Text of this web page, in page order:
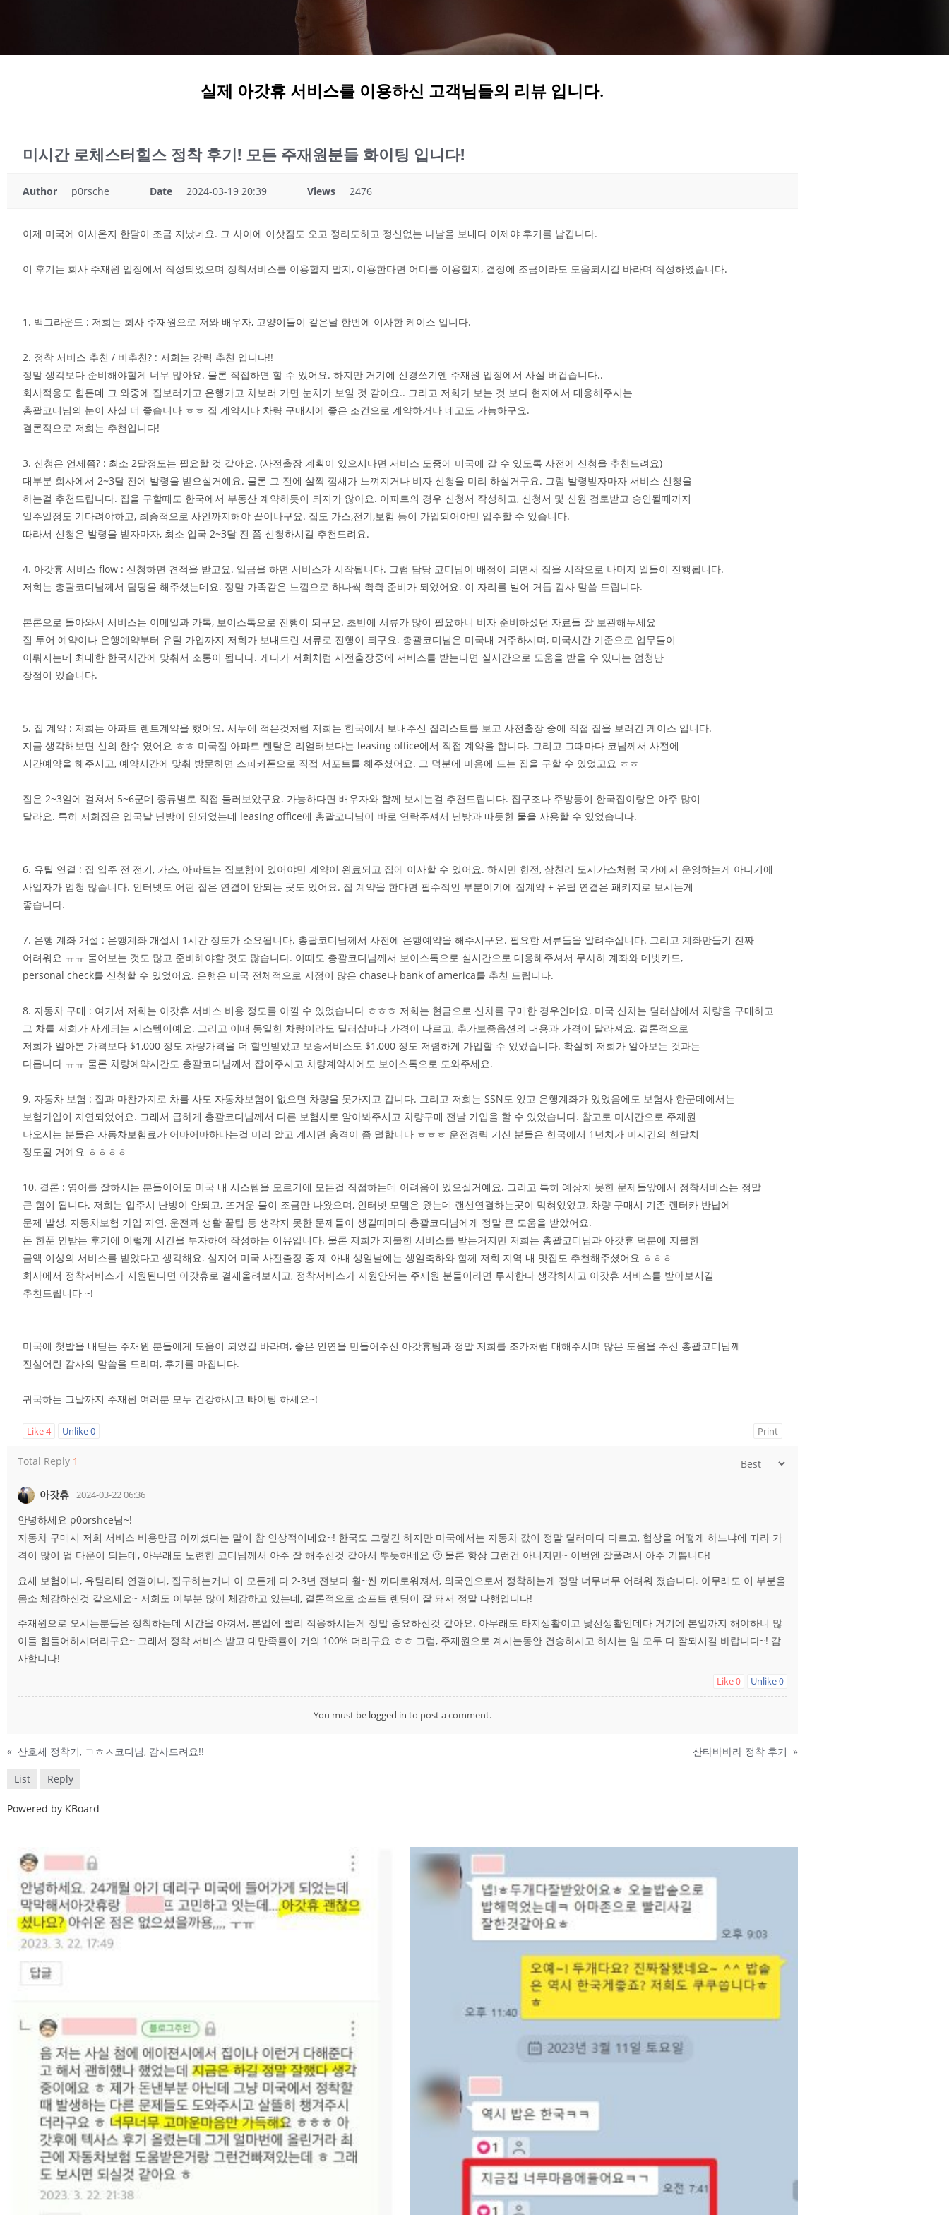
실제 아갓휴 서비스를 이용하신 고객님들의 리뷰 입니다.
미시간 로체스터힐스 정착 후기! 모든 주재원분들 화이팅 입니다!
Author p0rsche Date 2024-03-19 20:39 Views 2476
이제 미국에 이사온지 한달이 조금 지났네요. 그 사이에 이삿짐도 오고 정리도하고 정신없는 나날을 보내다 이제야 후기를 남깁니다.
이 후기는 회사 주재원 입장에서 작성되었으며 정착서비스를 이용할지 말지, 이용한다면 어디를 이용할지, 결정에 조금이라도 도움되시길 바라며 작성하였습니다.
1. 백그라운드 : 저희는 회사 주재원으로 저와 배우자, 고양이들이 같은날 한번에 이사한 케이스 입니다.
2. 정착 서비스 추천 / 비추천? : 저희는 강력 추천 입니다!!
정말 생각보다 준비해야할게 너무 많아요. 물론 직접하면 할 수 있어요. 하지만 거기에 신경쓰기엔 주재원 입장에서 사실 버겁습니다..
회사적응도 힘든데 그 와중에 집보러가고 은행가고 차보러 가면 눈치가 보일 것 같아요.. 그리고 저희가 보는 것 보다 현지에서 대응해주시는
총괄코디님의 눈이 사실 더 좋습니다 ㅎㅎ 집 계약시나 차량 구매시에 좋은 조건으로 계약하거나 네고도 가능하구요.
결론적으로 저희는 추천입니다!
3. 신청은 언제쯤? : 최소 2달정도는 필요할 것 같아요. (사전출장 계획이 있으시다면 서비스 도중에 미국에 갈 수 있도록 사전에 신청을 추천드려요)
대부분 회사에서 2~3달 전에 발령을 받으실거예요. 물론 그 전에 살짝 낌새가 느껴지거나 비자 신청을 미리 하실거구요. 그럼 발령받자마자 서비스 신청을
하는걸 추천드립니다. 집을 구할때도 한국에서 부동산 계약하듯이 되지가 않아요. 아파트의 경우 신청서 작성하고, 신청서 및 신원 검토받고 승인될때까지
일주일정도 기다려야하고, 최종적으로 사인까지해야 끝이나구요. 집도 가스,전기,보험 등이 가입되어야만 입주할 수 있습니다.
따라서 신청은 발령을 받자마자, 최소 입국 2~3달 전 쯤 신청하시길 추천드려요.
4. 아갓휴 서비스 flow : 신청하면 견적을 받고요. 입금을 하면 서비스가 시작됩니다. 그럼 담당 코디님이 배정이 되면서 집을 시작으로 나머지 일들이 진행됩니다.
저희는 총괄코디님께서 담당을 해주셨는데요. 정말 가족같은 느낌으로 하나씩 촥촥 준비가 되었어요. 이 자리를 빌어 거듭 감사 말씀 드립니다.
본론으로 돌아와서 서비스는 이메일과 카톡, 보이스톡으로 진행이 되구요. 초반에 서류가 많이 필요하니 비자 준비하셨던 자료들 잘 보관해두세요
집 투어 예약이나 은행예약부터 유틸 가입까지 저희가 보내드린 서류로 진행이 되구요. 총괄코디님은 미국내 거주하시며, 미국시간 기준으로 업무들이
이뤄지는데 최대한 한국시간에 맞춰서 소통이 됩니다. 게다가 저희처럼 사전출장중에 서비스를 받는다면 실시간으로 도움을 받을 수 있다는 엄청난
장점이 있습니다.
5. 집 계약 : 저희는 아파트 렌트계약을 했어요. 서두에 적은것처럼 저희는 한국에서 보내주신 집리스트를 보고 사전출장 중에 직접 집을 보러간 케이스 입니다.
지금 생각해보면 신의 한수 였어요 ㅎㅎ 미국집 아파트 렌탈은 리얼터보다는 leasing office에서 직접 계약을 합니다. 그리고 그때마다 코님께서 사전에
시간예약을 해주시고, 예약시간에 맞춰 방문하면 스피커폰으로 직접 서포트를 해주셨어요. 그 덕분에 마음에 드는 집을 구할 수 있었고요 ㅎㅎ
집은 2~3일에 걸쳐서 5~6군데 종류별로 직접 둘러보았구요. 가능하다면 배우자와 함께 보시는걸 추천드립니다. 집구조나 주방등이 한국집이랑은 아주 많이
달라요. 특히 저희집은 입국날 난방이 안되었는데 leasing office에 총괄코디님이 바로 연락주셔서 난방과 따듯한 물을 사용할 수 있었습니다.
6. 유틸 연결 : 집 입주 전 전기, 가스, 아파트는 집보험이 있어야만 계약이 완료되고 집에 이사할 수 있어요. 하지만 한전, 삼천리 도시가스처럼 국가에서 운영하는게 아니기에
사업자가 엄청 많습니다. 인터넷도 어떤 집은 연결이 안되는 곳도 있어요. 집 계약을 한다면 필수적인 부분이기에 집계약 + 유틸 연결은 패키지로 보시는게
좋습니다.
7. 은행 계좌 개설 : 은행계좌 개설시 1시간 정도가 소요됩니다. 총괄코디님께서 사전에 은행예약을 해주시구요. 필요한 서류들을 알려주십니다. 그리고 계좌만들기 진짜
어려워요 ㅠㅠ 물어보는 것도 많고 준비해야할 것도 많습니다. 이때도 총괄코디님께서 보이스톡으로 실시간으로 대응해주셔서 무사히 계좌와 데빗카드,
personal check를 신청할 수 있었어요. 은행은 미국 전체적으로 지점이 많은 chase나 bank of america를 추천 드립니다.
8. 자동차 구매 : 여기서 저희는 아갓휴 서비스 비용 정도를 아낄 수 있었습니다 ㅎㅎㅎ 저희는 현금으로 신차를 구매한 경우인데요. 미국 신차는 딜러샵에서 차량을 구매하고
그 차를 저희가 사게되는 시스템이예요. 그리고 이때 동일한 차량이라도 딜러샵마다 가격이 다르고, 추가보증옵션의 내용과 가격이 달라져요. 결론적으로
저희가 알아본 가격보다 $1,000 정도 차량가격을 더 할인받았고 보증서비스도 $1,000 정도 저렴하게 가입할 수 있었습니다. 확실히 저희가 알아보는 것과는
다릅니다 ㅠㅠ 물론 차량예약시간도 총괄코디님께서 잡아주시고 차량계약시에도 보이스톡으로 도와주세요.
9. 자동차 보험 : 집과 마찬가지로 차를 사도 자동차보험이 없으면 차량을 못가지고 갑니다. 그리고 저희는 SSN도 있고 은행계좌가 있었음에도 보험사 한군데에서는
보험가입이 지연되었어요. 그래서 급하게 총괄코디님께서 다른 보험사로 알아봐주시고 차량구매 전날 가입을 할 수 있었습니다. 참고로 미시간으로 주재원
나오시는 분들은 자동차보험료가 어마어마하다는걸 미리 알고 계시면 충격이 좀 덜합니다 ㅎㅎㅎ 운전경력 기신 분들은 한국에서 1년치가 미시간의 한달치
정도될 거예요 ㅎㅎㅎㅎ
10. 결론 : 영어를 잘하시는 분들이어도 미국 내 시스템을 모르기에 모든걸 직접하는데 어려움이 있으실거예요. 그리고 특히 예상치 못한 문제들앞에서 정착서비스는 정말
큰 힘이 됩니다. 저희는 입주시 난방이 안되고, 뜨거운 물이 조금만 나왔으며, 인터넷 모뎀은 왔는데 랜선연결하는곳이 막혀있었고, 차량 구매시 기존 렌터카 반납에
문제 발생, 자동차보험 가입 지연, 운전과 생활 꿀팁 등 생각지 못한 문제들이 생길때마다 총괄코디님에게 정말 큰 도움을 받았어요.
돈 한푼 안받는 후기에 이렇게 시간을 투자하여 작성하는 이유입니다. 물론 저희가 지불한 서비스를 받는거지만 저희는 총괄코디님과 아갓휴 덕분에 지불한
금액 이상의 서비스를 받았다고 생각해요. 심지어 미국 사전출장 중 제 아내 생일날에는 생일축하와 함께 저희 지역 내 맛집도 추천해주셨어요 ㅎㅎㅎ
회사에서 정착서비스가 지원된다면 아갓휴로 결재올려보시고, 정착서비스가 지원안되는 주재원 분들이라면 투자한다 생각하시고 아갓휴 서비스를 받아보시길
추천드립니다 ~!
미국에 첫발을 내딛는 주재원 분들에게 도움이 되었길 바라며, 좋은 인연을 만들어주신 아갓휴팀과 정말 저희를 조카처럼 대해주시며 많은 도움을 주신 총괄코디님께
진심어린 감사의 말씀을 드리며, 후기를 마칩니다.
귀국하는 그날까지 주재원 여러분 모두 건강하시고 빠이팅 하세요~!
Like4 Unlike0 Print
Total Reply 1
아갓휴 2024-03-22 06:36
안녕하세요 p0orshce님~!
자동차 구매시 저희 서비스 비용만큼 아끼셨다는 말이 참 인상적이네요~! 한국도 그렇긴 하지만 마국에서는 자동차 값이 정말 딜러마다 다르고, 협상을 어떻게 하느냐에 따라 가
격이 많이 업 다운이 되는데, 아무래도 노련한 코디님께서 아주 잘 해주신것 같아서 뿌듯하네요 🙂 물론 항상 그런건 아니지만~ 이번엔 잘풀려서 아주 기쁩니다!
요새 보험이니, 유틸리티 연결이니, 집구하는거니 이 모든게 다 2-3년 전보다 훨~씬 까다로워져서, 외국인으로서 정착하는게 정말 너무너무 어려워 졌습니다. 아무래도 이 부분을
몸소 체감하신것 같으세요~ 저희도 이부분 많이 체감하고 있는데, 결론적으로 소프트 랜딩이 잘 돼서 정말 다행입니다!
주재원으로 오시는분들은 정착하는데 시간을 아껴서, 본업에 빨리 적응하시는게 정말 중요하신것 같아요. 아무래도 타지생활이고 낯선생활인데다 거기에 본업까지 해야하니 많
이들 힘들어하시더라구요~ 그래서 정착 서비스 받고 대만족률이 거의 100% 더라구요 ㅎㅎ 그럼, 주재원으로 계시는동안 건승하시고 하시는 일 모두 다 잘되시길 바랍니다~! 감
사합니다!
Like0 Unlike0
You must be logged in to post a comment.
« 산호세 정착기, ㄱㅎㅅ코디님, 감사드려요!! 산타바바라 정착 후기 »
List Reply
Powered by KBoard